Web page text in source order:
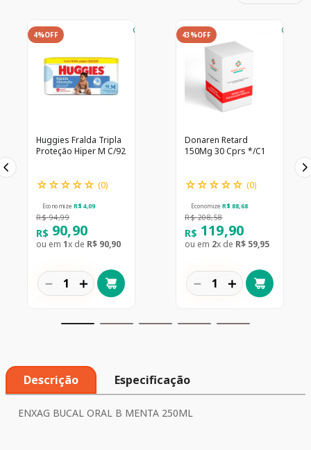
4%OFF
Huggies Fralda Tripla
Proteção Hiper M C/92
☆☆☆☆☆ (0)
Economize R$ 4,09
R$ 94,99
R$ 90,90
ou em 1x de R$ 90,90
＋
－
43%OFF
Donaren Retard
150Mg 30 Cprs */C1
☆☆☆☆☆ (0)
Economize R$ 88,68
R$ 208,58
R$ 119,90
ou em 2x de R$ 59,95
＋
－
Descrição Especificação
ENXAG BUCAL ORAL B MENTA 250ML